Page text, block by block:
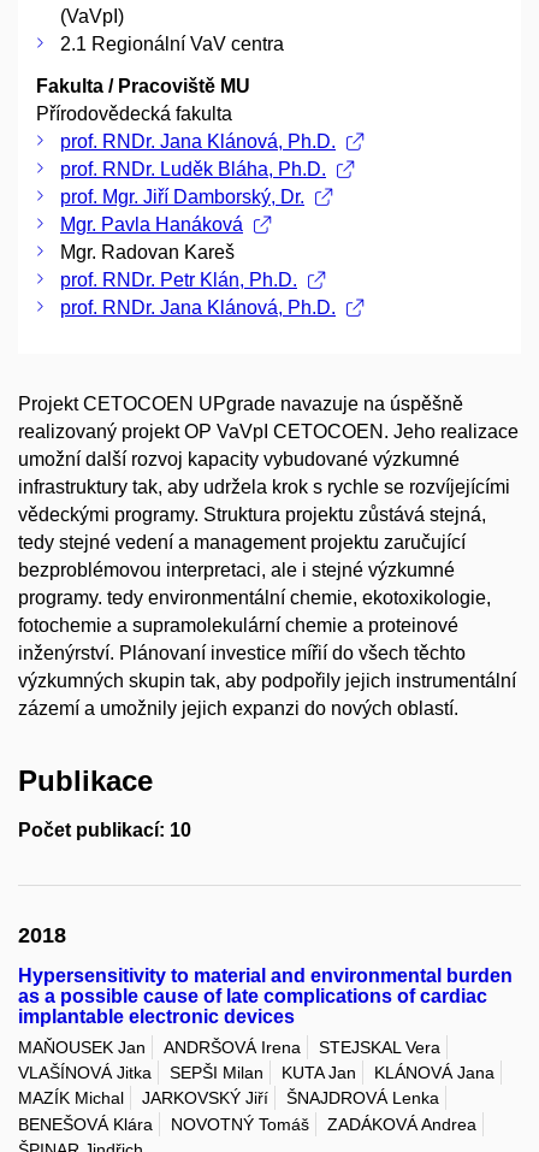
(VaVpI)
2.1 Regionální VaV centra
Fakulta / Pracoviště MU
Přírodovědecká fakulta
prof. RNDr. Jana Klánová, Ph.D.
prof. RNDr. Luděk Bláha, Ph.D.
prof. Mgr. Jiří Damborský, Dr.
Mgr. Pavla Hanáková
Mgr. Radovan Kareš
prof. RNDr. Petr Klán, Ph.D.
prof. RNDr. Jana Klánová, Ph.D.
Projekt CETOCOEN UPgrade navazuje na úspěšně
realizovaný projekt OP VaVpI CETOCOEN. Jeho realizace
umožní další rozvoj kapacity vybudované výzkumné
infrastruktury tak, aby udržela krok s rychle se rozvíjejícími
vědeckými programy. Struktura projektu zůstává stejná,
tedy stejné vedení a management projektu zaručující
bezproblémovou interpretaci, ale i stejné výzkumné
programy. tedy environmentální chemie, ekotoxikologie,
fotochemie a supramolekulární chemie a proteinové
inženýrství. Plánovaní investice mířií do všech těchto
výzkumných skupin tak, aby podpořily jejich instrumentální
zázemí a umožnily jejich expanzi do nových oblastí.
Publikace
Počet publikací: 10
2018
Hypersensitivity to material and environmental burden
as a possible cause of late complications of cardiac
implantable electronic devices
MAŇOUSEK Jan ANDRŠOVÁ Irena
STEJSKAL Vera
VLAŠÍNOVÁ Jitka
SEPŠI Milan KUTA Jan
KLÁNOVÁ Jana
MAZÍK Michal
JARKOVSKÝ Jiří
ŠNAJDROVÁ Lenka
BENEŠOVÁ Klára
NOVOTNÝ Tomáš
ZADÁKOVÁ Andrea